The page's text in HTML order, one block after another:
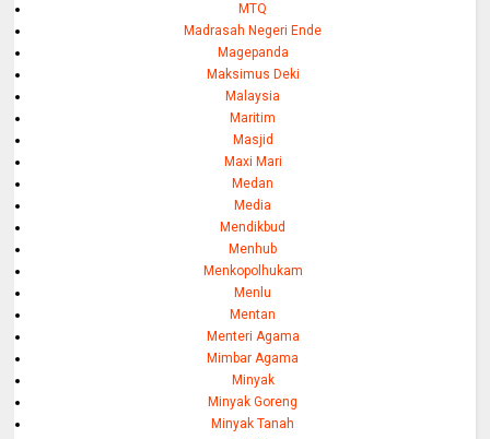
MTQ
Madrasah Negeri Ende
Magepanda
Maksimus Deki
Malaysia
Maritim
Masjid
Maxi Mari
Medan
Media
Mendikbud
Menhub
Menkopolhukam
Menlu
Mentan
Menteri Agama
Mimbar Agama
Minyak
Minyak Goreng
Minyak Tanah